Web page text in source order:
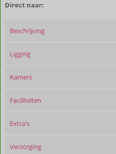
Direct naar:
Beschrijving
Ligging
Kamers
Faciliteiten
Extra's
Verzorging